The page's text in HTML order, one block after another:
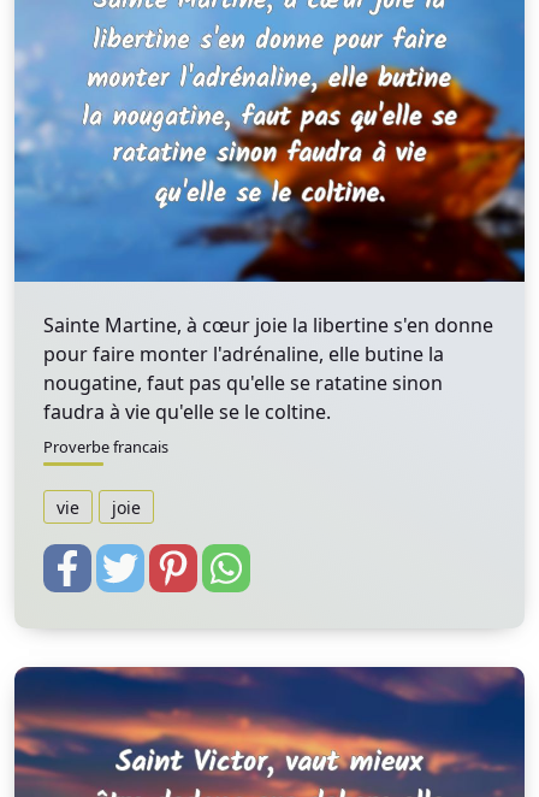
Sainte Martine, à cœur joie la libertine s'en donne
pour faire monter l'adrénaline, elle butine la
nougatine, faut pas qu'elle se ratatine sinon
faudra à vie qu'elle se le coltine.
Proverbe francais
vie joie